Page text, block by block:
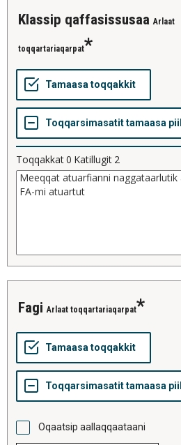
klassip qaffasissusaa Arlaat
toqqartariaqarpat
Toqqakkat0 Katillugit 2
fagi Arlaat toqqartariaqarpat
Oqaatsip aallaqqaataani